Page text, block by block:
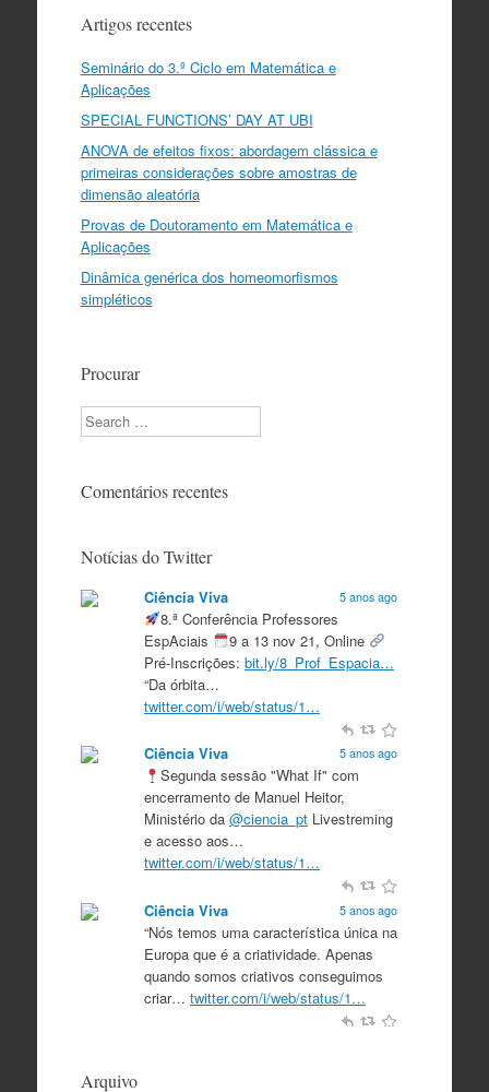
Artigos recentes
Seminário do 3.º Ciclo em Matemática e
Aplicações
SPECIAL FUNCTIONS’ DAY AT UBI
ANOVA de efeitos fixos: abordagem clássica e
primeiras considerações sobre amostras de
dimensão aleatória
Provas de Doutoramento em Matemática e
Aplicações
Dinâmica genérica dos homeomorfismos
simpléticos
Procurar
Search
Comentários recentes
Notícias do Twitter
Ciência Viva 5 anos ago
8.ª Conferência Professores
EspAciais
9 a 13 nov 21, Online
Pré-Inscrições: bit.ly/8_Prof_Espacia…
“Da órbita…
twitter.com/i/web/status/1…
Ciência Viva 5 anos ago
Segunda sessão "What If" com
encerramento de Manuel Heitor,
Ministério da @ciencia_ptLivestreming
e acesso aos…
twitter.com/i/web/status/1…
Ciência Viva 5 anos ago
“Nós temos uma característica única na
Europa que é a criatividade. Apenas
quando somos criativos conseguimos
criar… twitter.com/i/web/status/1…
Arquivo